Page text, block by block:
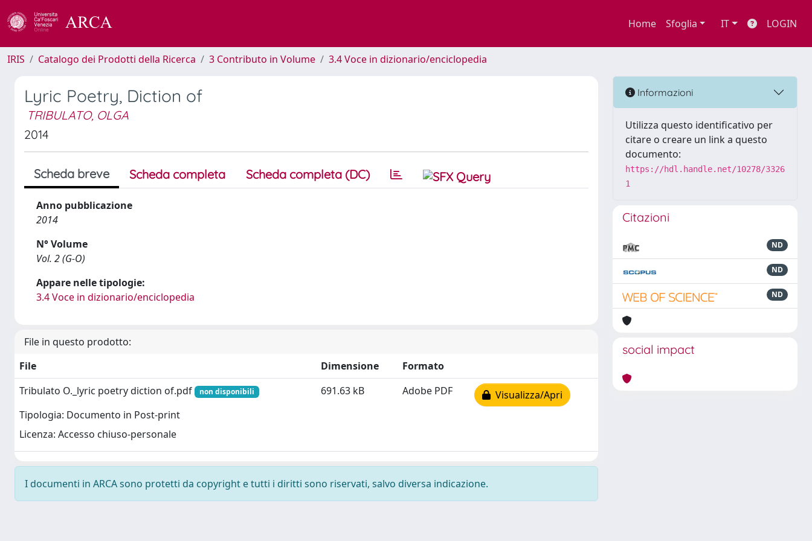
Home Sfoglia IT LOGIN
IRIS Catalogo dei Prodotti della Ricerca 3 Contributo in Volume 3.4 Voce in dizionario/enciclopedia
Lyric Poetry, Diction of
TRIBULATO, OLGA
2014
Scheda breve Scheda completa Scheda completa (DC)
Anno pubblicazione
2014
N° Volume
Vol. 2 (G-O)
Appare nelle tipologie:
3.4 Voce in dizionario/enciclopedia
File in questo prodotto:
File
Dimensione
Formato
Tribulato O._lyric poetry diction of.pdf
non disponibili
Tipologia: Documento in Post-print
Licenza: Accesso chiuso-personale
691.63 kB Adobe PDF Visualizza/Apri
I documenti in ARCA sono protetti da copyright e tutti i diritti sono riservati, salvo diversa indicazione.
Informazioni
Utilizza questo identificativo per
citare o creare un link a questo
documento:
https://hdl.handle.net/10278/3326
1
Citazioni
ND
ND
ND
social impact